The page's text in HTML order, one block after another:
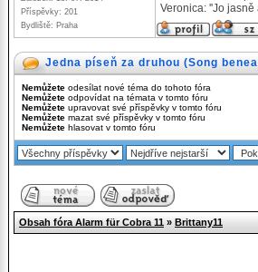
Příspěvky: 201
Bydliště: Praha
Veronica: ''Jo
Jedna píseň za druhou (Song
Nemůžete odesílat nové téma do tohoto fóra
Nemůžete odpovídat na témata v tomto fóru
Nemůžete upravovat své příspěvky v tomto fóru
Nemůžete mazat své příspěvky v tomto fóru
Nemůžete hlasovat v tomto fóru
Obsah fóra Alarm für Cobra 11 » Brittany11